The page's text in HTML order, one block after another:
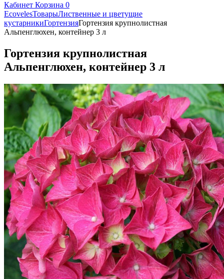
Кабинет Корзина 0
EcovelesТоварыЛиственные и цветущие
кустарникиГортензияГортензия крупнолистная
Альпенглюхен, контейнер 3 л
Гортензия крупнолистная
Альпенглюхен, контейнер 3 л